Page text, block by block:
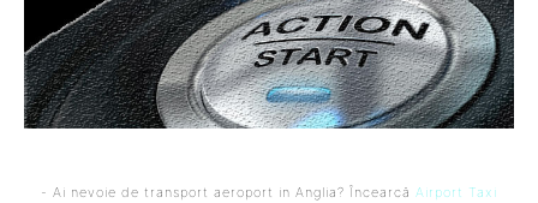
- Ai nevoie de transport aeroport in Anglia? Încearcă Airport Taxi